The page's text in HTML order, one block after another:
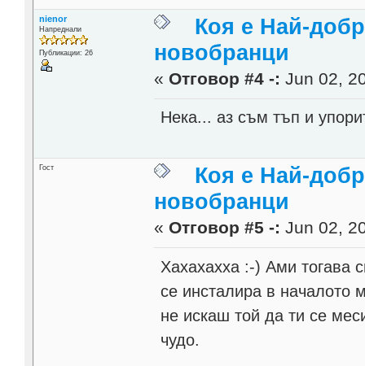
nienor
Напреднали
Публикации: 26
Коя е Най-
новобранци
« Отговор #4 -: Jun 02,
Нека... аз съм тъп и
Гост
Коя е Най-
новобранци
« Отговор #5 -: Jun 02,
Хахахахха :-) Ами тогава
се инсталира в началото
не искаш той да ти се
чудо.